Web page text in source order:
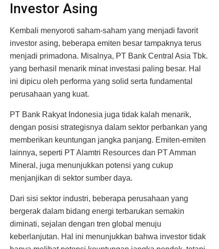
Investor Asing
Kembali menyoroti saham-saham yang menjadi favorit
investor asing, beberapa emiten besar tampaknya terus
menjadi primadona. Misalnya, PT Bank Central Asia Tbk.
yang berhasil menarik minat investasi paling besar. Hal
ini dipicu oleh performa yang solid serta fundamental
perusahaan yang kuat.
PT Bank Rakyat Indonesia juga tidak kalah menarik,
dengan posisi strategisnya dalam sektor perbankan yang
memberikan keuntungan jangka panjang. Emiten-emiten
lainnya, seperti PT Alamtri Resources dan PT Amman
Mineral, juga menunjukkan potensi yang cukup
menjanjikan di sektor sumber daya.
Dari sisi sektor industri, beberapa perusahaan yang
bergerak dalam bidang energi terbarukan semakin
diminati, sejalan dengan tren global menuju
keberlanjutan. Hal ini menunjukkan bahwa investor tidak